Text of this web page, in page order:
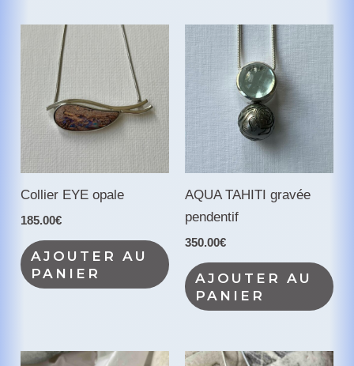
Collier EYE opale
185.00€
AJOUTER AU
PANIER
AQUA TAHITI gravée
pendentif
350.00€
AJOUTER AU
PANIER